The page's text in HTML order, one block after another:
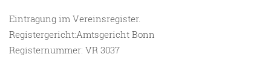
Eintragung im Vereinsregister.
Registergericht:Amtsgericht Bonn
Registernummer: VR 3037